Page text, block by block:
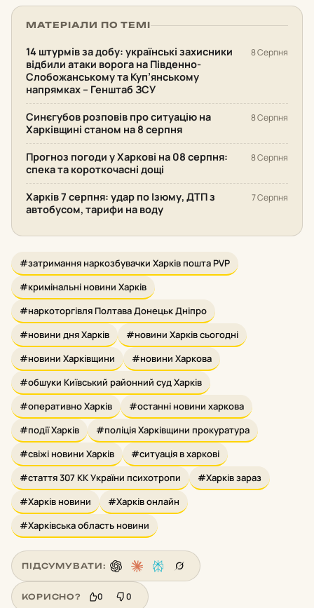
МАТЕРІАЛИ ПО ТЕМІ
14 штурмів за добу: українські захисники
відбили атаки ворога на Південно-
Слобожанському та Куп’янському
напрямках – Генштаб ЗСУ
8 Серпня
Синєгубов розповів про ситуацію на
Харківщині станом на 8 серпня
8 Серпня
Прогноз погоди у Харкові на 08 серпня:
спека та короткочасні дощі
8 Серпня
Харків 7 серпня: удар по Ізюму, ДТП з
автобусом, тарифи на воду
7 Серпня
#затримання наркозбувачки Харків пошта PVP
#кримінальні новини Харків
#наркоторгівля Полтава Донецьк Дніпро
#новини дня Харків
#новини Харків сьогодні
#новини Харківщини
#новини Харкова
#обшуки Київський районний суд Харків
#оперативно Харків
#останні новини харкова
#події Харків
#поліція Харківщини прокуратура
#свіжі новини Харків
#ситуація в харкові
#стаття 307 КК України психотропи
#Харків зараз
#Харків новини
#Харків онлайн
#Харківська область новини
ПІДСУМУВАТИ:
КОРИСНО? 0 0